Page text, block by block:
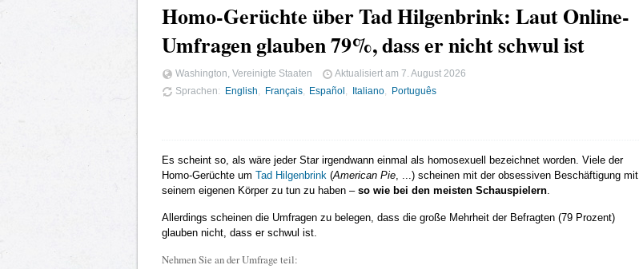
Homo-Gerüchte über Tad Hilgenbrink: Laut Online-
Umfragen glauben 79%, dass er nicht schwul ist
Washington, Vereinigte Staaten Aktualisiert am 7. August 2026
Sprachen
English Français Español Italiano Português
Es scheint so, als wäre jeder Star irgendwann einmal als homosexuell bezeichnet worden. Viele der
Homo-Gerüchte um Tad Hilgenbrink (American Pie , ...) scheinen mit der obsessiven Beschäftigung mit
seinem eigenen Körper zu tun zu haben – so wie bei den meisten Schauspielern
Allerdings scheinen die Umfragen zu belegen, dass die große Mehrheit der Befragten (79 Prozent)
glauben nicht, dass er schwul ist.
Nehmen Sie an der Umfrage teil: